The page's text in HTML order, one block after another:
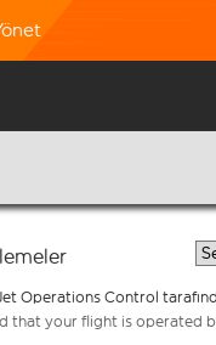
Operations Control
that your flight is operated